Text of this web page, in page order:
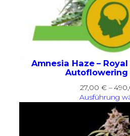
Amnesia Haze –
Autoflowering
27,00 € –
Ausführung